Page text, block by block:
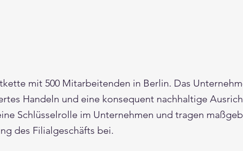
mit 500 Mitarbeitenden in Berlin. Das
Handeln und eine konsequent nachhaltige
Schlüsselrolle im Unternehmen und tragen
des Filialgeschäfts bei.